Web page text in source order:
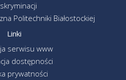
Politechniki Białostockiej
Linki
serwisu www
dostępności
prywatności